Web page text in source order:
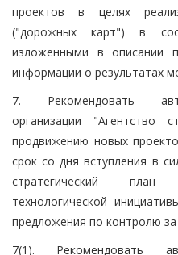
проектов в целях
("дорожных карт") в
изложенными в описании
информации о результатах
7. Рекомендовать
организации "Агентство
продвижению новых
срок со дня вступления в
стратегический план
технологической
предложения по контролю
7(1). Рекомендовать